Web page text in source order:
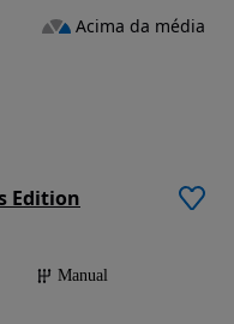
Edition
Manual
Acima da média